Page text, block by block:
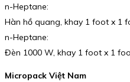
n-Heptane:
Hàn hồ quang, khay 1 foot x 1
n-Heptane:
Đèn 1000 W, khay 1 foot x 1
Micropack Việt Nam